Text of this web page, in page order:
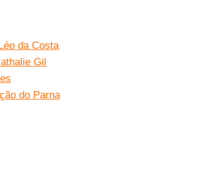
da Costa
Gil
do Parna